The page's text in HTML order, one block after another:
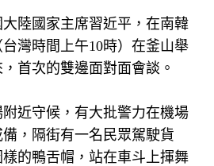
陸國家主席習近平，在南韓
灣時間上午10時）在釜山舉
首次的雙邊面對面會談。
近守候，有大批警力在機場
，隔街有一名民眾駕駛貨
的鴨舌帽，站在車斗上揮舞